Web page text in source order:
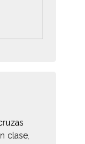
clase,